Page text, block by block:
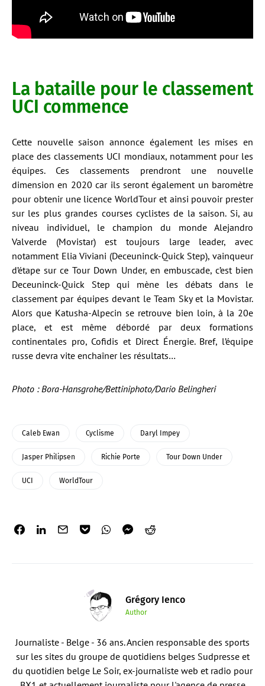
La bataille pour le classement
UCI commence
Cette nouvelle saison annonce également les mises en
place des classements UCI mondiaux, notamment pour les
équipes. Ces classements prendront une nouvelle
dimension en 2020 car ils seront également un baromètre
pour obtenir une licence WorldTour et ainsi pouvoir prester
sur les plus grandes courses cyclistes de la saison. Si, au
niveau individuel, le champion du monde Alejandro
Valverde (Movistar) est toujours large leader, avec
notamment Elia Viviani (Deceuninck-Quick Step), vainqueur
d’étape sur ce Tour Down Under, en embuscade, c’est bien
Deceuninck-Quick Step qui mène les débats dans le
classement par équipes devant le Team Sky et la Movistar.
Alors que Katusha-Alpecin se retrouve bien loin, à la 20e
place, et est même débordé par deux formations
continentales pro, Cofidis et Direct Énergie. Bref, l’équipe
russe devra vite enchaîner les résultats…
Photo : Bora-Hansgrohe/Bettiniphoto/Dario Belingheri
Caleb Ewan Cyclisme Daryl Impey
Jasper Philipsen Richie Porte Tour Down Under
UCI WorldTour
Grégory Ienco
Author
Journaliste - Belge - 36 ans. Ancien responsable des sports
sur les sites du groupe de quotidiens belges Sudpresse et
du quotidien belge Le Soir, ex-journaliste web et radio pour